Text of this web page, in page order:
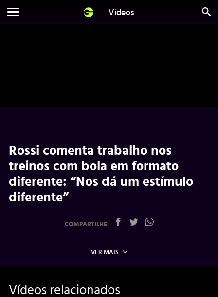
Vídeos
Rossi comenta trabalho nos
treinos com bola em formato
diferente: “Nos dá um estímulo
diferente”
COMPARTILHE
VER MAIS
Vídeos relacionados